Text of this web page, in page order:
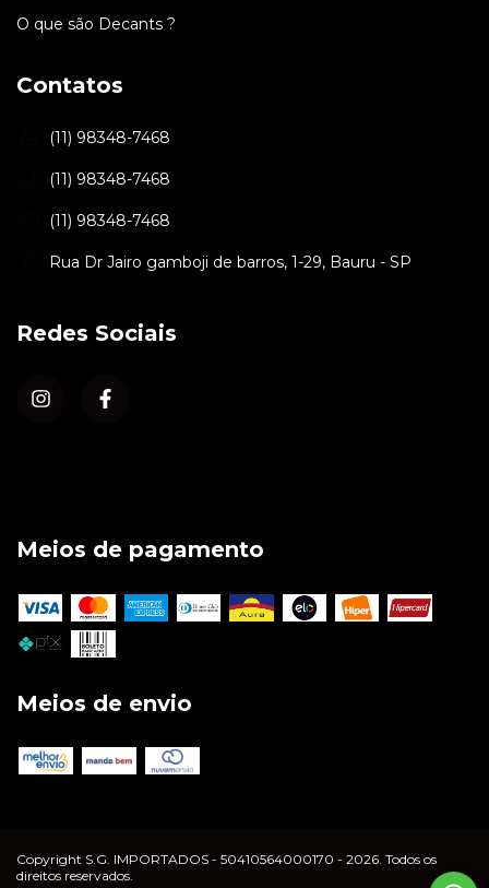
O que são Decants ?
Contatos
(11) 98348-7468
(11) 98348-7468
(11) 98348-7468
Rua Dr Jairo gamboji de barros, 1-29, Bauru - SP
Redes Sociais
Meios de pagamento
Meios de envio
Copyright S.G. IMPORTADOS - 50410564000170 - 2026. Todos os
direitos reservados.